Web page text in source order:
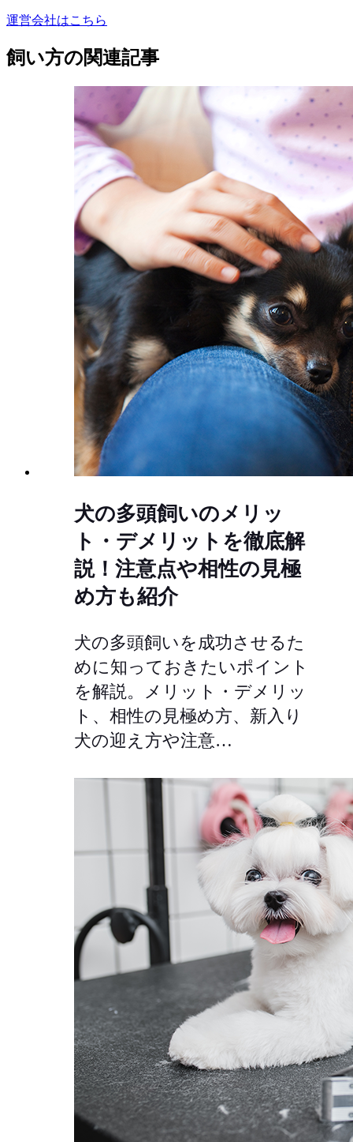
運営会社はこちら
飼い方の関連記事
犬の多頭飼いのメリッ
ト・デメリットを徹底解
説！注意点や相性の見極
め方も紹介
犬の多頭飼いを成功させるた
めに知っておきたいポイント
を解説。メリット・デメリッ
ト、相性の見極め方、新入り
犬の迎え方や注意…